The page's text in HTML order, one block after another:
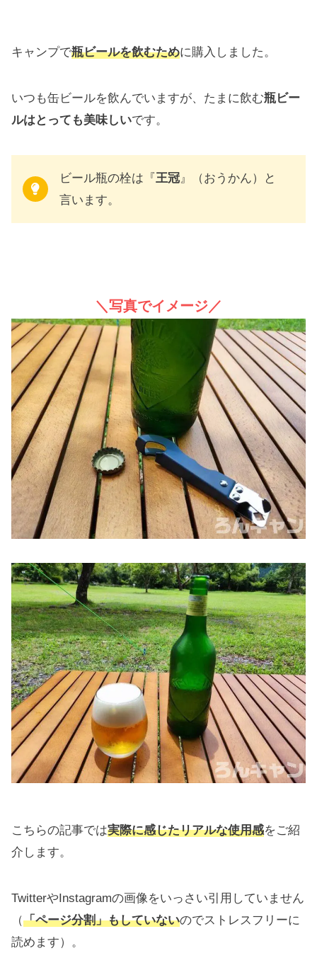
キャンプで瓶ビールを飲むために購入しました。
いつも缶ビールを飲んでいますが、たまに飲む瓶ビー
ルはとっても美味しいです。
ビール瓶の栓は『王冠 』（おうかん）と
言います。
＼写真でイメージ／
こちらの記事では実際に感じたリアルな使用感をご紹
介します。
TwitterやInstagramの画像をいっさい引用していません
（「ページ分割」もしていないのでストレスフリーに
読めます）。